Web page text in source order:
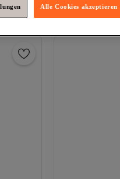
In den
Alle Cookies akzeptieren